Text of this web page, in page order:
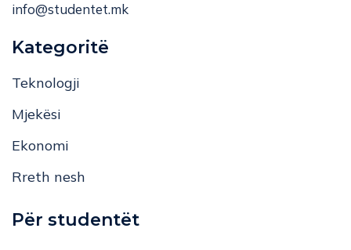
info@studentet.mk
Kategoritë
Teknologji
Mjekësi
Ekonomi
Rreth nesh
Për studentët